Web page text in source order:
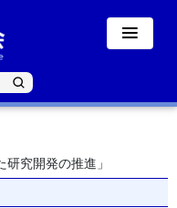
究開発の推進」